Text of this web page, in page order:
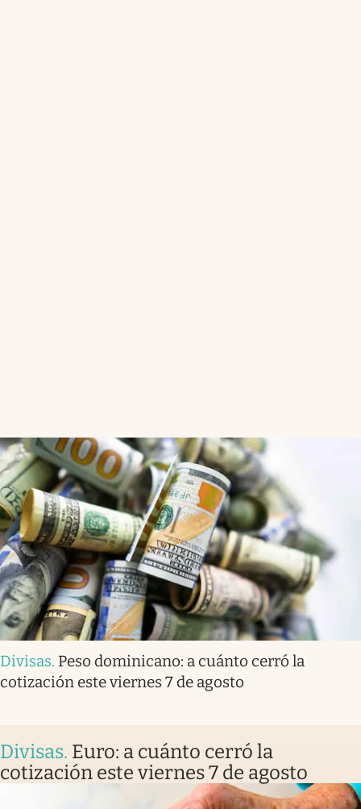
Divisas. Peso dominicano: a cuánto cerró la
cotización este viernes 7 de agosto
Divisas. Euro: a cuánto cerró la
cotización este viernes 7 de agosto